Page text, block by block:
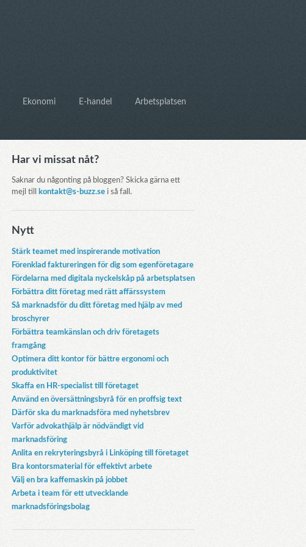
Ekonomi E-handel Arbetsplatsen
Har vi missat nåt?
Saknar du någonting på bloggen? Skicka gärna ett
mejl till
kontakt@s-buzz.se i så fall.
Nytt
Stärk teamet med inspirerande motivation
Förenklad faktureringen för dig som egenföretagare
Fördelarna med digitala nyckelskåp på arbetsplatsen
Förbättra ditt företag med rätt affärssystem
Så marknadsför du ditt företag med hjälp av med
broschyrer
Förbättra teamkänslan och driv företagets
framgång
Optimera ditt kontor för bättre ergonomi och
produktivitet
Skaffa en HR-specialist till företaget
Använd en översättningsbyrå för en proffsig text
Därför ska du marknadsföra med nyhetsbrev
Varför advokathjälp är nödvändigt vid
marknadsföring
Anlita en rekryteringsbyrå i Linköping till företaget
Bra kontorsmaterial för effektivt arbete
Välj en bra kaffemaskin på jobbet
Arbeta i team för ett utvecklande
marknadsföringsbolag